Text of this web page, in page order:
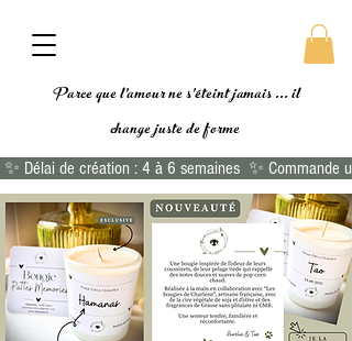
✨ Délai de création : 4 à 6 semaines  ✨
Parce que l'amour ne s'éteint jamais ... il
changejuste de forme